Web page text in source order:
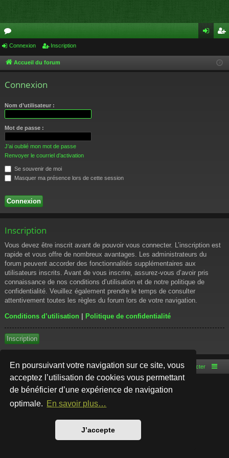
En poursuivant votre navigation sur ce site, vous
acceptez l’utilisation de cookies vous permettant
de bénéficier d’une expérience de navigation
optimale. En savoir plus…
J’accepte
or
u cri
Connexion Inscription
Accueil du forum
Connexion
Nom d’utilisateur :
Mot de passe :
J’ai oublié mon mot de passe
Renvoyer le courriel d’activation
Se souvenir de moi
Masquer ma présence lors de cette session
Inscription
Vous devez être inscrit avant de pouvoir vous connecter. L’inscription est
rapide et vous offre de nombreux avantages. Les administrateurs du
forum peuvent accorder des fonctionnalités supplémentaires aux
utilisateurs inscrits. Avant de vous inscrire, assurez-vous d’avoir pris
connaissance de nos conditions d’utilisation et de notre politique de
confidentialité. Veuillez également prendre le temps de consulter
attentivement toutes les règles du forum lors de votre navigation.
Conditions d’utilisation | Politique de confidentialité
Inscription
Accueil du forum Nous contacter
Développé parphpBB® Forum Software © phpBB Limited
Style par
Traduction française officielle